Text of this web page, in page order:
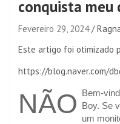
conquista meu
Fevereiro 29, 2024
Este artigo foi otimizado
https://blog.naver.com/
NÃO Bem-
Boy. Se
um